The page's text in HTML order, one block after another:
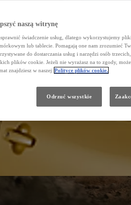
naszą witrynę
świadczenie usług, dlatego wykorzystujemy
lub tablecie. Pomagają one nam zrozumieć
do dostarczania usług i narzędzi osób trzecich,
plików cookie. Jeżeli nie wyrażasz na to zgody,
znajdziesz w naszej Polityce plików cookie.
Odrzuć wszystkie